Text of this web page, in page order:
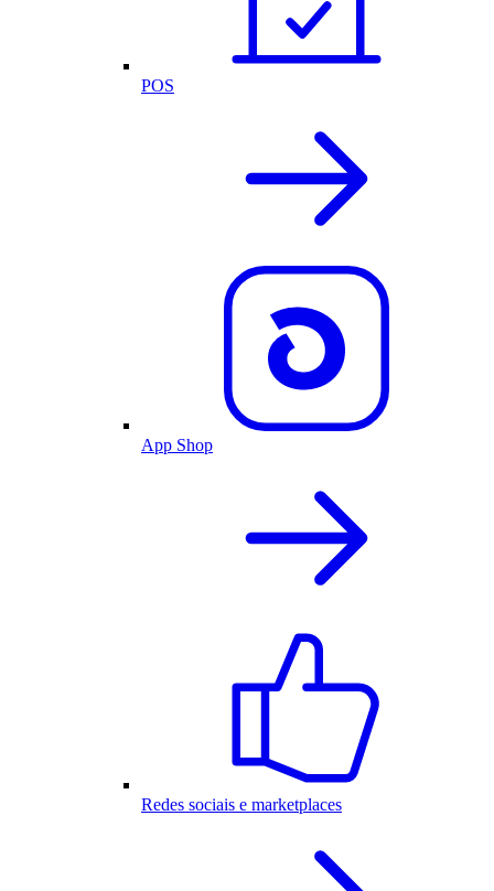
POS
App Shop
Redes sociais e marketplaces